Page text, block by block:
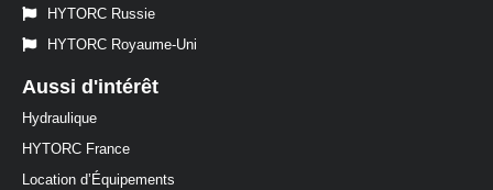
HYTORC Russie
HYTORC Royaume-Uni
Aussi d'intérêt
Hydraulique
HYTORC France
Location d’Équipements